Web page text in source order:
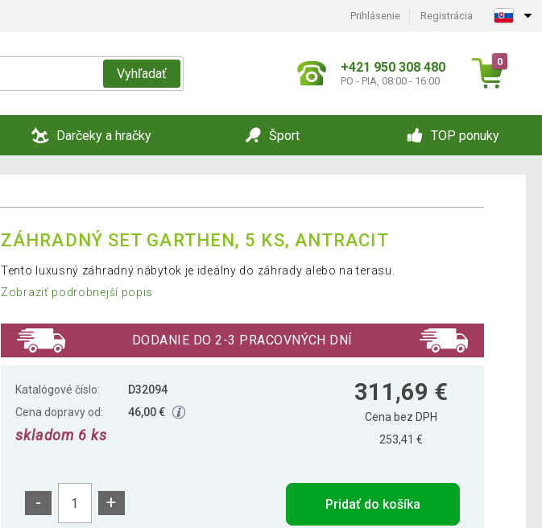
Prihlásenie Registrácia
Vyhľadať +421 950 308 480
PO - PIA, 08:00 - 16:00
0
Darčeky a hračky Šport TOP ponuky
ZÁHRADNÝ SET GARTHEN, 5 KS, ANTRACIT
Tento luxusný záhradný nábytok je ideálny do záhrady alebo na terasu.
Zobraziť podrobnejší popis
DODANIE DO 2-3 PRACOVNÝCH DNÍ
Katalógové číslo:
D32094
Cena dopravy od:
46,00 €
skladom 6 ks
311,69 €
Cena bez DPH
253,41 €
- + Pridať do košíka